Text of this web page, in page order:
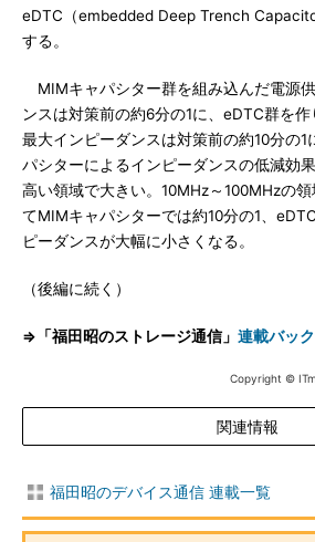
eDTC（embedded Deep Trench
する。
MIMキャパシター群を組み込んだ電源
ンスは対策前の約6分の1に、eDTC群を
最大インピーダンスは対策前の約10分の1
パシターによるインピーダンスの低減効
高い領域で大きい。10MHz～100MHzの
てMIMキャパシターでは約10分の1、
ピーダンスが大幅に小さくなる。
（後編に続く）
⇒「福田昭のストレージ通信」 連載バッ
Copyright ©
関連情報
福田昭のデバイス通信 連載一覧